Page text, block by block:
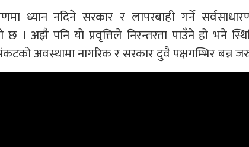
ध्यान नदिने सरकार र लापरबाही गर्ने
। अझै पनि यो प्रवृत्तिले निरन्तरता पाउँने हो भने
अवस्थामा नागरिक र सरकार दुवै पक्षगम्भिर बन्न